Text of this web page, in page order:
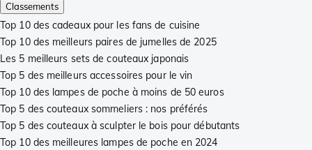
Classements
Top 10 des cadeaux pour les fans de cuisine
Top 10 des meilleurs paires de jumelles de 2025
Les 5 meilleurs sets de couteaux japonais
Top 5 des meilleurs accessoires pour le vin
Top 10 des lampes de poche à moins de 50 euros
Top 5 des couteaux sommeliers : nos préférés
Top 5 des couteaux à sculpter le bois pour débutants
Top 10 des meilleures lampes de poche en 2024